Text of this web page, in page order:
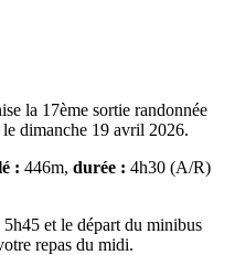
la 17ème sortie randonnée
dimanche 19 avril 2026.
: 446m, durée : 4h30 (A/R)
et le départ du minibus
repas du midi.